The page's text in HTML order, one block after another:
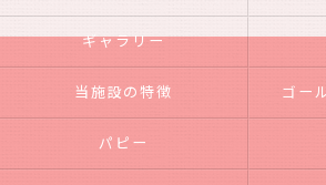
ギャラリー
当施設の特徴 ゴー
パピー